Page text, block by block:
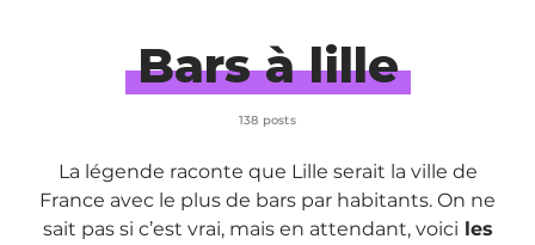
Bars à lille
138 posts
La légende raconte que Lille serait la ville de
France avec le plus de bars par habitants. On ne
sait pas si c’est vrai, mais en attendant, voici les